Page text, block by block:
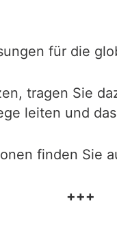
für die
tragen Sie
leiten und
finden Sie
+++